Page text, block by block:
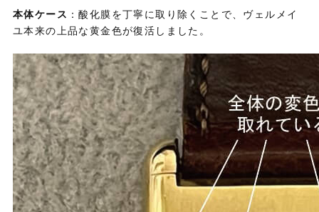
本体ケース ：酸化膜を丁寧に取り除くことで、ヴェルメイ
ユ本来の上品な黄金色が復活しました。